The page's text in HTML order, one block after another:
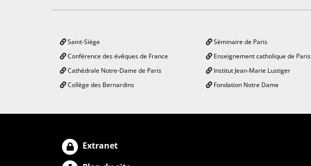
Saint-Siège
Conférence des évêques de France
Cathédrale Notre-Dame de Paris
Collège des Bernardins
Séminaire de Paris
Enseignement catholique de Paris
Institut Jean-Marie Lustiger
Fondation Notre Dame
Extranet